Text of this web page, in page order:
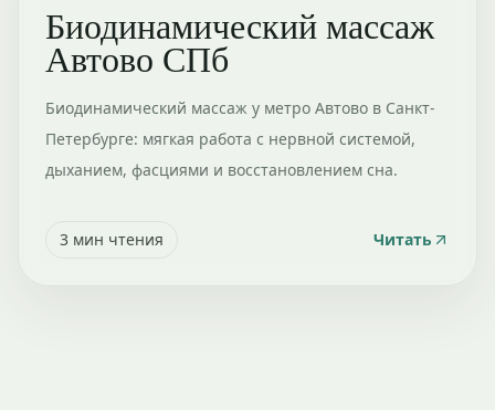
Биодинамический массаж
Автово СПб
Биодинамический массаж у метро Автово в Санкт-
Петербурге: мягкая работа с нервной системой,
дыханием, фасциями и восстановлением сна.
3 мин чтения Читать